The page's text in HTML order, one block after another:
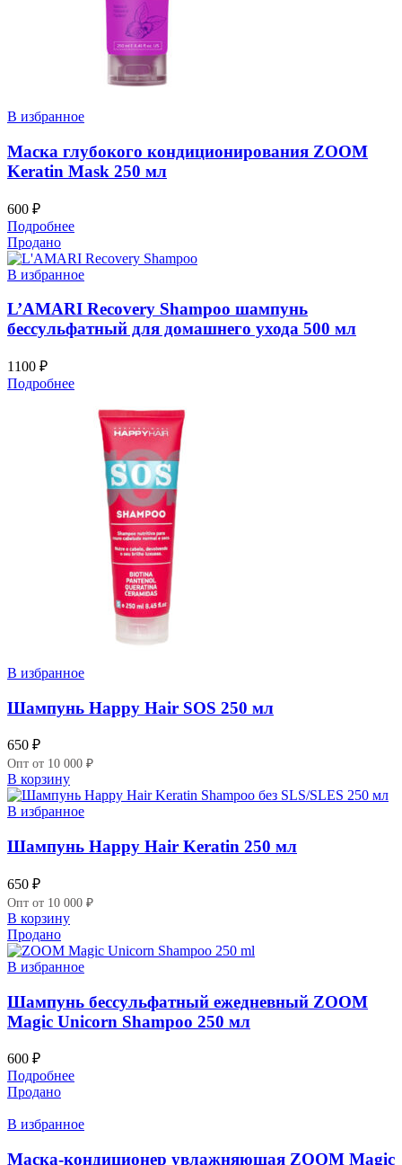
В избранное
Маска глубокого кондиционирования ZOOM
Keratin Mask 250 мл
600 ₽
Подробнее
Продано
В избранное
L’AMARI Recovery Shampoo шампунь
бессульфатный для домашнего ухода 500 мл
1100 ₽
Подробнее
В избранное
Шампунь Happy Hair SOS 250 мл
650 ₽
Опт от 10 000 ₽
В корзину
В избранное
Шампунь Happy Hair Keratin 250 мл
650 ₽
Опт от 10 000 ₽
В корзину
Продано
В избранное
Шампунь бессульфатный ежедневный ZOOM
Magic Unicorn Shampoo 250 мл
600 ₽
Подробнее
Продано
В избранное
Маска-кондиционер увлажняющая ZOOM Magic